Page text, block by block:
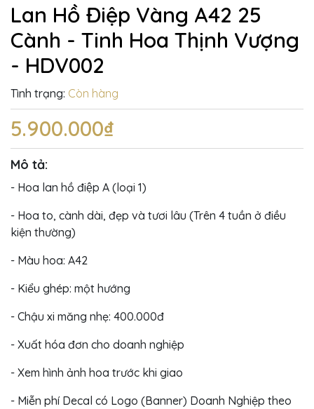
Lan Hồ Điệp Vàng A42 25
Cành - Tinh Hoa Thịnh Vượng
- HDV002
Tình trạng: Còn hàng
5.900.000₫
Mô tả:
- Hoa lan hồ điệp A (loại 1)
- Hoa to, cành dài, đẹp và tươi lâu (Trên 4 tuần ở điều
kiện thường)
- Màu hoa: A42
- Kiểu ghép: một hướng
- Chậu xi măng nhẹ: 400.000đ
- Xuất hóa đơn cho doanh nghiệp
- Xem hình ảnh hoa trước khi giao
- Miễn phí Decal có Logo (Banner) Doanh Nghiệp theo